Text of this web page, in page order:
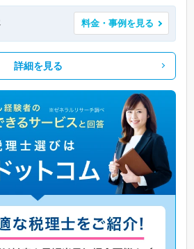
料金・事例を見る
詳細を見る